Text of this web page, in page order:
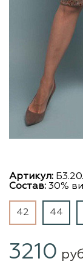
Артикул:
Состав: 30%
42 44
3210